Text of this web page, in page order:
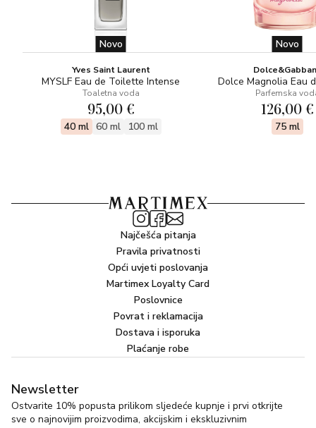
Novo
Yves Saint Laurent
MYSLF Eau de Toilette Intense
Toaletna voda
95,00 €
40 ml 60 ml 100 ml
Novo
Dolce Magnolia Eau
Parfemska
126,00 €
75 ml
Najčešća pitanja
Pravila privatnosti
Opći uvjeti poslovanja
Martimex Loyalty Card
Poslovnice
Povrat i reklamacija
Dostava i isporuka
Plaćanje robe
Newsletter
Ostvarite 10% popusta prilikom sljedeće kupnje i prvi otkrijte
sve o najnovijim proizvodima, akcijskim i ekskluzivnim